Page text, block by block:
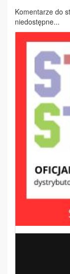
Komentarze do
niedostępne...